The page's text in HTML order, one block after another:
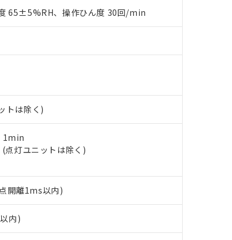
65±5%RH、操作ひん度 30回/min
トは除く)
1min
灯ユニットは除く)
開離1ms以内)
内)
当社の事前の承諾なく第三者に漏洩または開示しないよう
成サービス）をご利用いただくには、I-Webメンバーズに
社にご登録された部品リストについて、当社および当社の
するお客様との取引・商談に必要な範囲で利用することを
人情報の共同利用に関して"
予定月が前後することがあります。
することができます。
明書
明するもので、過去に遡って非含有を証明するものでは
類４物質の対応では、対応完了までの期間は出荷製品に
載しておりました。
完了していることから、特段のことがない限り、2022年
害物質が外部に漏えいし、環境に深刻な影響を及ぼさな
お問い合わせください。
に係わる関係者が違法に輸出するおそれがある場合は、取
ご確認ください)
況の情報を公開していない機種